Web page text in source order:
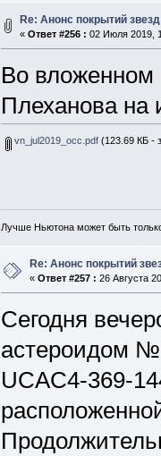
Re: Анонс покрытий
« Ответ #256 : 02 Июля 2019,
Во вложенном
Плеханова на
vn_jul2019_occ.pdf(123.69 КБ -
Лучше Ньютона может быть
Re: Анонс покрытий
« Ответ #257 : 26 Августа
Сегодня
астероидом
UCAC4-369-